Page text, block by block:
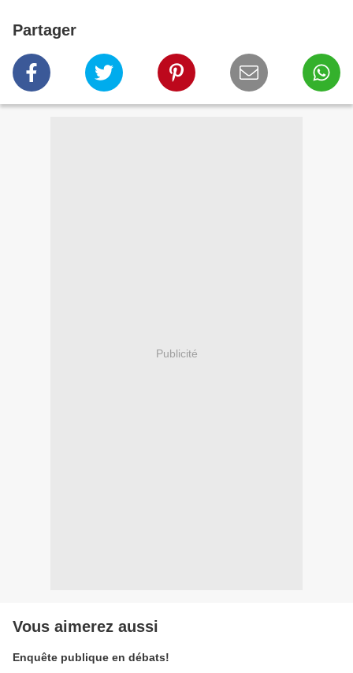
Partager
Publicité
Vous aimerez aussi
Enquête publique en débats!